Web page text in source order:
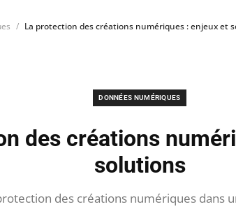
La protection des créations numériques : enjeux et
DONNÉES NUMÉRIQUES
des créations
solutions
des créations numériques dans